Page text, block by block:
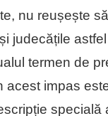
nu reușește
judecățile
termen de
acest impas
specială